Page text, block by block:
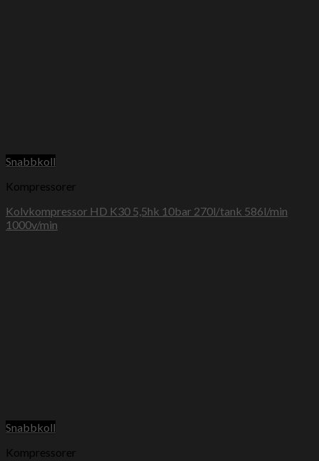
Snabbkoll
Kompressorer
Kolvkompressor HD K30 5,5hk 10bar 270l/tank 586l/min
1000v/min
Snabbkoll
Kompressorer